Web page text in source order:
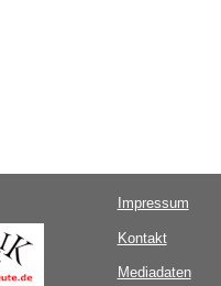
Impressum
Kontakt
Mediadaten